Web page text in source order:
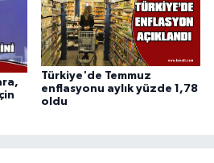
Türkiye'de Temmuz
enflasyonu aylık yüzde 1,78
oldu